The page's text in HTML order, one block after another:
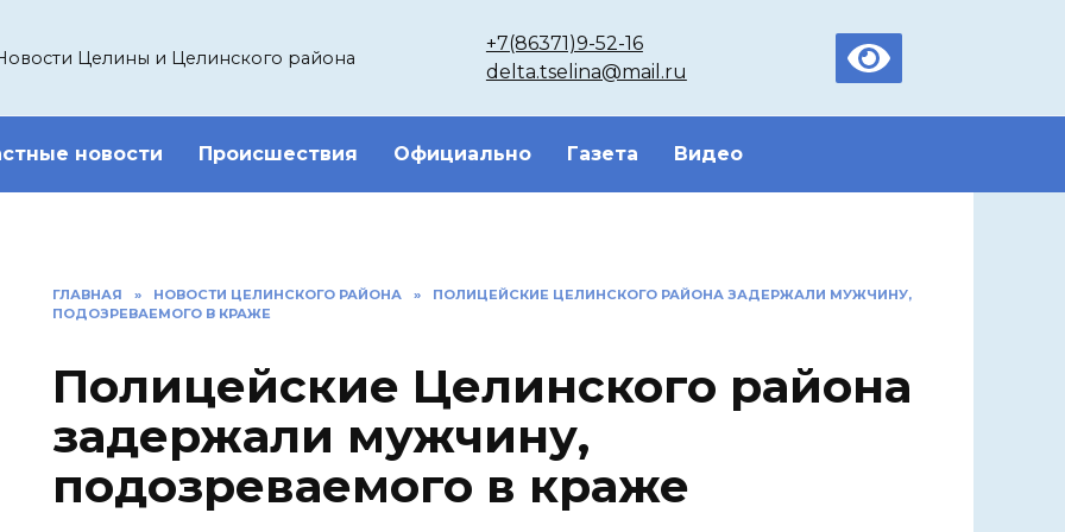
Целины и Целинского района
+7(86371)9-52-16
delta.tselina@mail.ru
новости Происшествия Официально Газета Видео
ГЛАВНАЯ » НОВОСТИ ЦЕЛИНСКОГО РАЙОНА »
ПОЛИЦЕЙСКИЕ ЦЕЛИНСКОГО РАЙОНА ЗАДЕРЖАЛИ МУЖЧИНУ,
ПОДОЗРЕВАЕМОГО В КРАЖЕ
Полицейские Целинского района
задержали мужчину,
подозреваемого в краже